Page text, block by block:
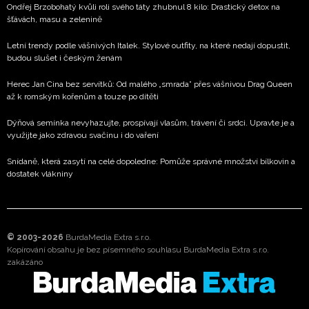
Ondřej Brzobohatý kvůli roli svého táty zhubnul 8 kilo: Drastický detox na
šťávách, masu a zelenině
Letní trendy podle vášnivých Italek. Stylové outfity, na které nedají dopustit,
budou slušet i českým ženám
Herec Jan Cina bez servítků: Od malého „smrada” přes vášnivou Drag Queen
až k romským kořenům a touze po dítěti
Dýňová semínka nevyhazujte, prospívají vlasům, trávení či srdci. Upravte je a
využijte jako zdravou svačinu i do vaření
Snídaně, která zasytí na celé dopoledne: Pomůže správné množství bílkovin a
dostatek vlákniny
© 2003-2026 BurdaMedia Extra s.r.o.
Kopírování obsahu je bez písemného souhlasu BurdaMedia Extra s.r.o.
zakázáno